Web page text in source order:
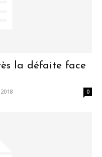
la défaite face
0